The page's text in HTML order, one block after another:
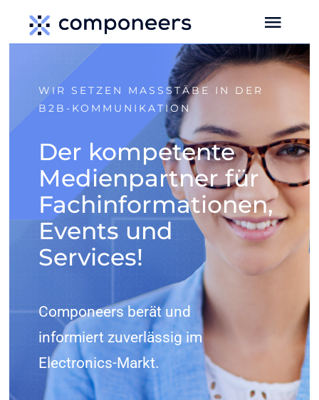
Inhalt
SERVICES
EVENTS
MEDIADATEN
NEWS
KONTAKT
WIR SETZEN MASSSTÄBE IN DER B
2B-KOMMUNIKATION
Der kompetente
Medienpartner für
Fachinformationen,
Events und
Services!
Componeers berät und
informiert zuverlässig im
Electronics-Markt.